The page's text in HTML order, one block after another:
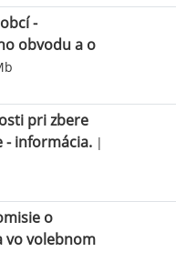
-
obvodu a o
pri zbere
- informácia. |
o
vo volebnom